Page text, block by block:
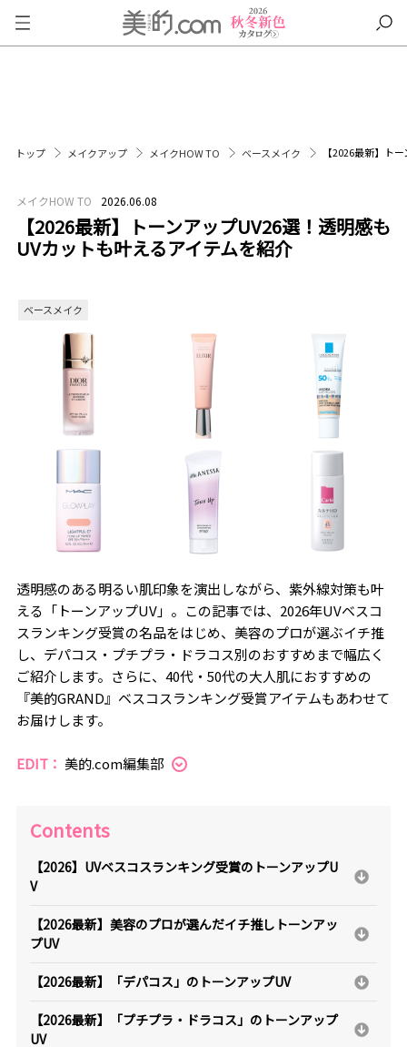
トップ メイクアップ メイクHOW TO ベースメイク 【2026最新】ト
メイクHOW TO 2026.06.08
【2026最新】トーンアップUV26選！透明感も
UVカットも叶えるアイテムを紹介
ベースメイク
透明感のある明るい肌印象を演出しながら、紫外線対策も叶
える「トーンアップUV」。この記事では、2026年UVベスコ
スランキング受賞の名品をはじめ、美容のプロが選ぶイチ推
し、デパコス・プチプラ・ドラコス別のおすすめまで幅広く
ご紹介します。さらに、40代・50代の大人肌におすすめの
『美的GRAND』ベスコスランキング受賞アイテムもあわせて
お届けします。
EDIT： 美的.com編集部
Contents
【2026】UVベスコスランキング受賞のトーンアップU
V
【2026最新】美容のプロが選んだイチ推しトーンアッ
プUV
【2026最新】「デパコス」のトーンアップUV
【2026最新】「プチプラ・ドラコス」のトーンアップ
UV